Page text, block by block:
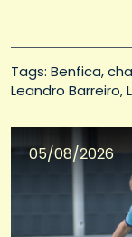
Tags: Benfica
Leandro Barreiro
05/08/2026